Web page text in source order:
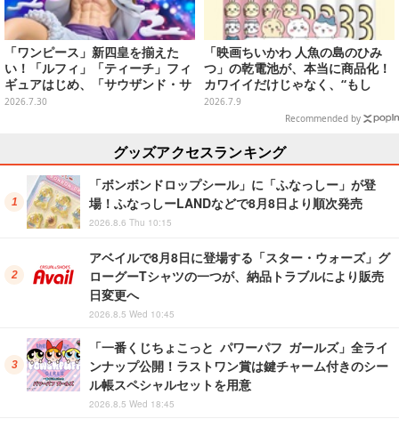
「ワンピース」新四皇を揃えた
い！「ルフィ」「ティーチ」フィ
ギュアはじめ、「サウザンド・サ
ニー号リモコンカー」など4商品
2026.7.30
「映画ちいかわ 人魚の島のひみ
つ」の乾電池が、本当に商品化！
カワイイだけじゃなく、“もし
も”におススメな長持ち「エボル
2026.7.9
Recommended by
グッズアクセスランキング
「ボンボンドロップシール」に「ふなっしー」が登
場！ふなっしーLANDなどで8月8日より順次発売
2026.8.6 Thu 10:15
アベイルで8月8日に登場する「スター・ウォーズ」グ
ローグーTシャツの一つが、納品トラブルにより販売
日変更へ
2026.8.5 Wed 10:45
「一番くじちょこっと パワーパフ ガールズ」全ライ
ンナップ公開！ラストワン賞は鍵チャーム付きのシー
ル帳スペシャルセットを用意
2026.8.5 Wed 18:45